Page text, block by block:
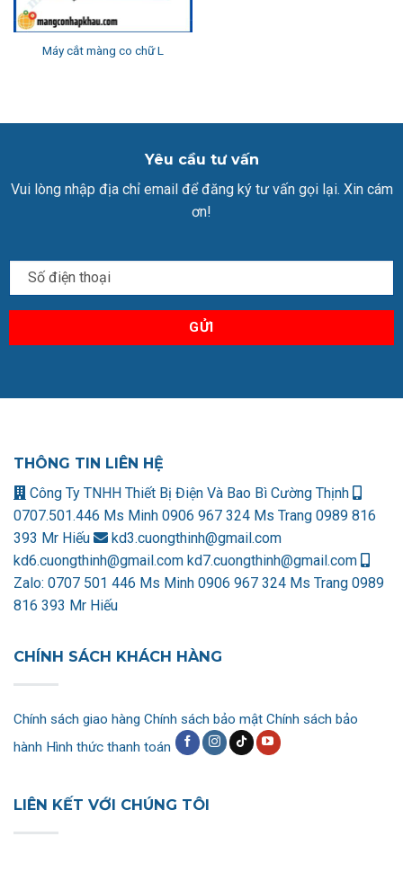
Máy cắt màng co chữ L
Yêu cầu tư vấn
Vui lòng nhập địa chỉ email để đăng ký tư vấn gọi lại. Xin cám
ơn!
THÔNG TIN LIÊN HỆ
Công Ty TNHH Thiết Bị Điện Và Bao Bì Cường Thịnh
0707.501.446 Ms Minh 0906 967 324 Ms Trang 0989 816
393 Mr Hiếu
kd3.cuongthinh@gmail.com
kd6.cuongthinh@gmail.com kd7.cuongthinh@gmail.com
Zalo: 0707 501 446 Ms Minh 0906 967 324 Ms Trang 0989
816 393 Mr Hiếu
CHÍNH SÁCH KHÁCH HÀNG
Chính sách giao hàng Chính sách bảo mật Chính sách bảo
hành Hình thức thanh toán
LIÊN KẾT VỚI CHÚNG TÔI